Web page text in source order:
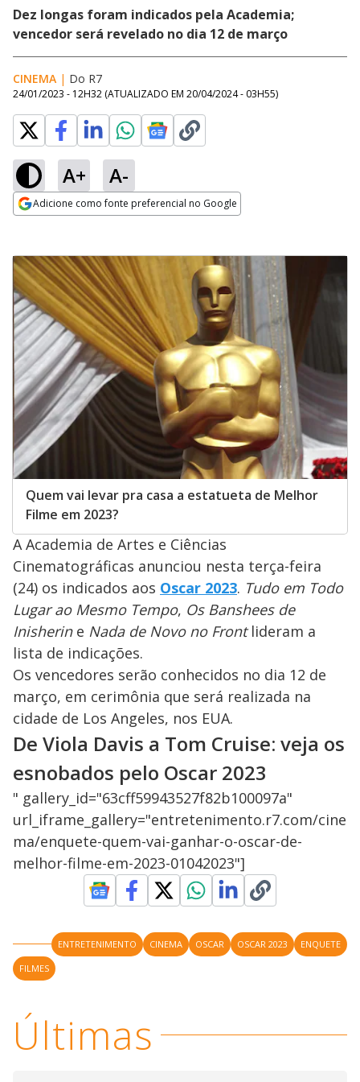
Dez longas foram indicados pela Academia;
vencedor será revelado no dia 12 de março
CINEMA | Do R7
24/01/2023 - 12H32 (ATUALIZADO EM 20/04/2024 - 03H55)
A+ A-
Adicione como fonte preferencial no Google
Quem vai levar pra casa a estatueta de Melhor
Filme em 2023?
A Academia de Artes e Ciências
Cinematográficas anunciou nesta terça-feira
(24) os indicados aos Oscar 2023. Tudo em Todo
Lugar ao Mesmo Tempo, Os Banshees de
Inisherine Nada de Novo no Frontlideram a
lista de indicações.
Os vencedores serão conhecidos no dia 12 de
março, em cerimônia que será realizada na
cidade de Los Angeles, nos EUA.
De Viola Davis a Tom Cruise: veja os
esnobados pelo Oscar 2023
" gallery_id="63cff59943527f82b100097a"
url_iframe_gallery="entretenimento.r7.com/cine
ma/enquete-quem-vai-ganhar-o-oscar-de-
melhor-filme-em-2023-01042023"]
ENTRETENIMENTO CINEMA OSCAR OSCAR 2023
ENQUETE
FILMES
Últimas